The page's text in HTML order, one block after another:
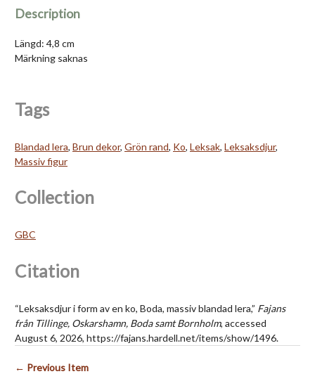
Description
Längd: 4,8 cm
Märkning saknas
Tags
Blandad lera, Brun dekor, Grön rand, Ko, Leksak, Leksaksdjur,
Massiv figur
Collection
GBC
Citation
“Leksaksdjur i form av en ko, Boda, massiv blandad lera,” Fajans
från Tillinge, Oskarshamn, Boda samt Bornholm, accessed
August 6, 2026, https://fajans.hardell.net/items/show/1496.
← Previous Item